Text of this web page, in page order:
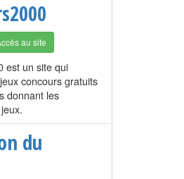
au site
est un site qui
concours gratuits
donnant les
du